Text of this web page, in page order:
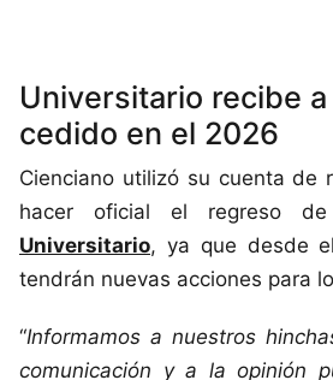
Universitario recibe
cedido en el 2026
Cienciano utilizó su cuenta de
hacer oficial el regreso
Universitario, ya que desde
tendrán nuevas acciones para
“Informamos a nuestros
comunicación y a la opinión